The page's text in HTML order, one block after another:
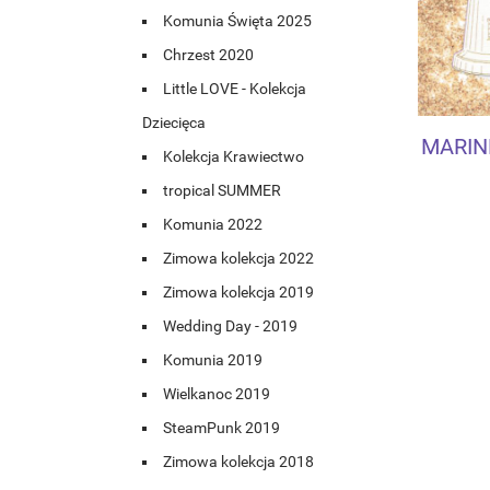
Komunia Święta 2025
Chrzest 2020
Little LOVE - Kolekcja
Dziecięca
Kolekcja Krawiectwo
tropical SUMMER
Komunia 2022
Zimowa kolekcja 2022
Zimowa kolekcja 2019
Wedding Day - 2019
Komunia 2019
Wielkanoc 2019
SteamPunk 2019
Zimowa kolekcja 2018